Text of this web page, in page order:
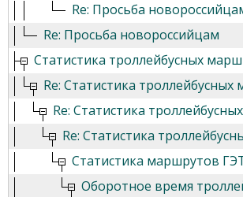
Re: Просьба
Re: Просьба новороссийцам
Статистика троллейбусных
Re: Статистика троллейбусных
Re: Статистика
Re: Статистика
Статистика маршрутов
Оборотное время